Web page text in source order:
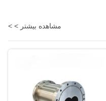
مشاهده بیشتر > >